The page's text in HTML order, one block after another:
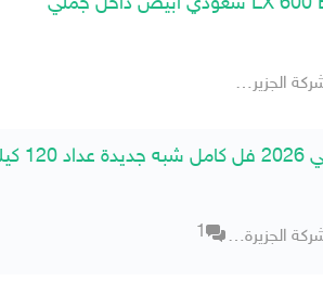
شركة الجزيرة -جارالله-
شركة الجزيرة -جارالله- 1